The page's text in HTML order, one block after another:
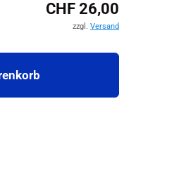
CHF 26,00
zzgl. Versand